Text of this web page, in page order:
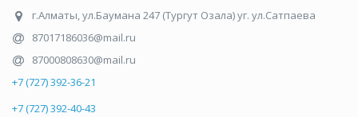
г.Алматы,ул.Баумана 247 (Тургут Озала) уг. ул.Сатпаева
87017186036@mail.ru
87000808630@mail.ru
+7 (727) 392-36-21
+7 (727) 392-40-43